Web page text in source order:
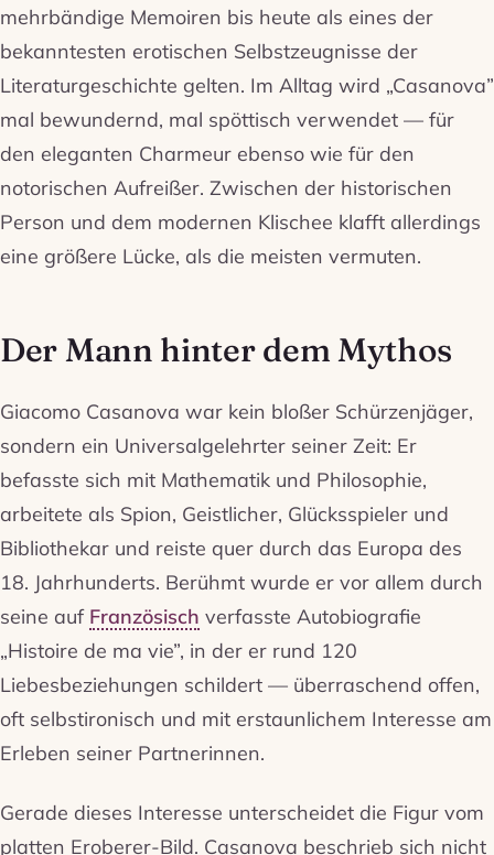
mehrbändige Memoiren bis heute als eines der
bekanntesten erotischen Selbstzeugnisse der
Literaturgeschichte gelten. Im Alltag wird „Casanova”
mal bewundernd, mal spöttisch verwendet — für
den eleganten Charmeur ebenso wie für den
notorischen Aufreißer. Zwischen der historischen
Person und dem modernen Klischee klafft allerdings
eine größere Lücke, als die meisten vermuten.
Der Mann hinter dem Mythos
Giacomo Casanova war kein bloßer Schürzenjäger,
sondern ein Universalgelehrter seiner Zeit: Er
befasste sich mit Mathematik und Philosophie,
arbeitete als Spion, Geistlicher, Glücksspieler und
Bibliothekar und reiste quer durch das Europa des
18. Jahrhunderts. Berühmt wurde er vor allem durch
seine auf Französisch verfasste Autobiografie
„Histoire de ma vie”, in der er rund 120
Liebesbeziehungen schildert — überraschend offen,
oft selbstironisch und mit erstaunlichem Interesse am
Erleben seiner Partnerinnen.
Gerade dieses Interesse unterscheidet die Figur vom
platten Eroberer-Bild. Casanova beschrieb sich nicht